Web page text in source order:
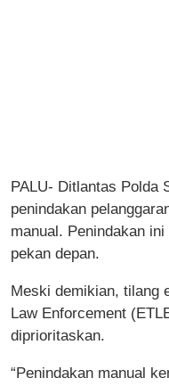
PALU- Ditlantas Polda
penindakan
manual. Penindakan
pekan depan.
Meski demikian, tilang
Law Enforcement
diprioritaskan.
“Penindakan manual